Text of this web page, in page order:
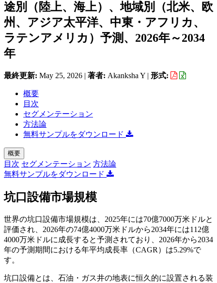
途別（陸上、海上）、地域別（北米、欧
州、アジア太平洋、中東・アフリカ、
ラテンアメリカ）予測、2026年～2034
年
最終更新: May 25, 2026 | 著者: Akanksha Y | 形式:
概要
目次
セグメンテーション
方法論
無料サンプルをダウンロード
概要
目次 セグメンテーション 方法論
無料サンプルをダウンロード
坑口設備市場規模
世界の坑口設備市場規模は、2025年には70億7000万米ドルと
評価され、2026年の74億4000万米ドルから2034年には112億
4000万米ドルに成長すると予測されており、2026年から2034
年の予測期間における年平均成長率（CAGR）は5.29%で
す。
坑口設備とは、石油・ガス井の地表に恒久的に設置される装